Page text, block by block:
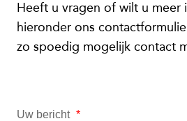
Heeft u vragen of wilt u meer
hieronder ons
zo spoedig mogelijk contact
Uw bericht *